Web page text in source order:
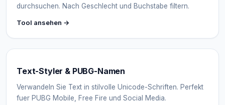
durchsuchen. Nach Geschlecht und Buchstabe filtern.
Tool ansehen →
Text-Styler & PUBG-Namen
Verwandeln Sie Text in stilvolle Unicode-Schriften. Perfekt
fuer PUBG Mobile, Free Fire und Social Media.